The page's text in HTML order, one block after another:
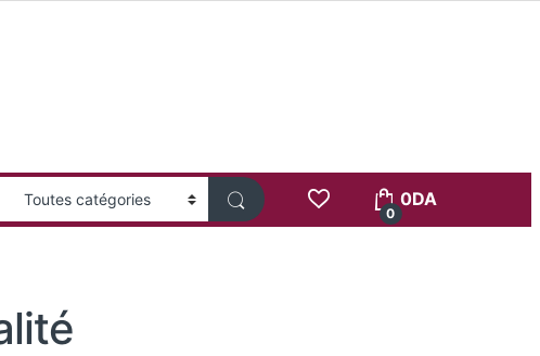
0
0DA